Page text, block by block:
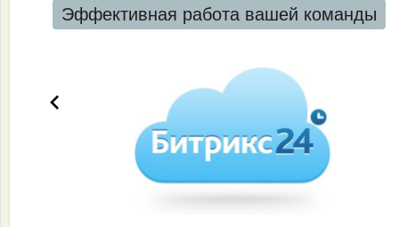
Эффективная работа вашей команды